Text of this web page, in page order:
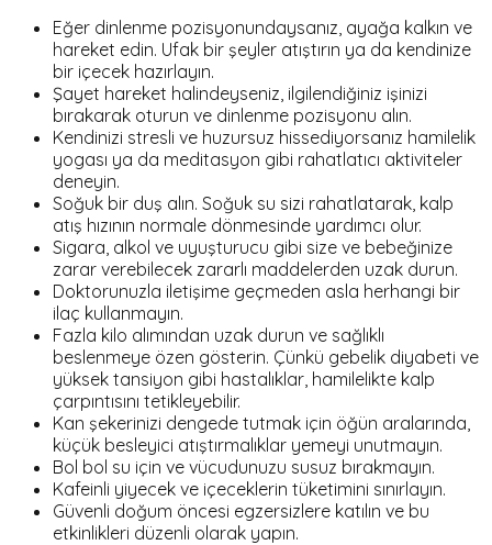
Eğer dinlenme pozisyonundaysanız, ayağa kalkın ve
hareket edin. Ufak bir şeyler atıştırın ya da kendinize
bir içecek hazırlayın.
Şayet hareket halindeyseniz, ilgilendiğiniz işinizi
bırakarak oturun ve dinlenme pozisyonu alın.
Kendinizi stresli ve huzursuz hissediyorsanız hamilelik
yogası ya da meditasyon gibi rahatlatıcı aktiviteler
deneyin.
Soğuk bir duş alın. Soğuk su sizi rahatlatarak, kalp
atış hızının normale dönmesinde yardımcı olur.
Sigara, alkol ve uyuşturucu gibi size ve bebeğinize
zarar verebilecek zararlı maddelerden uzak durun.
Doktorunuzla iletişime geçmeden asla herhangi bir
ilaç kullanmayın.
Fazla kilo alımından uzak durun ve sağlıklı
beslenmeye özen gösterin. Çünkü gebelik diyabeti ve
yüksek tansiyon gibi hastalıklar, hamilelikte kalp
çarpıntısını tetikleyebilir.
Kan şekerinizi dengede tutmak için öğün aralarında,
küçük besleyici atıştırmalıklar yemeyi unutmayın.
Bol bol su için ve vücudunuzu susuz bırakmayın.
Kafeinli yiyecek ve içeceklerin tüketimini sınırlayın.
Güvenli doğum öncesi egzersizlere katılın ve bu
etkinlikleri düzenli olarak yapın.